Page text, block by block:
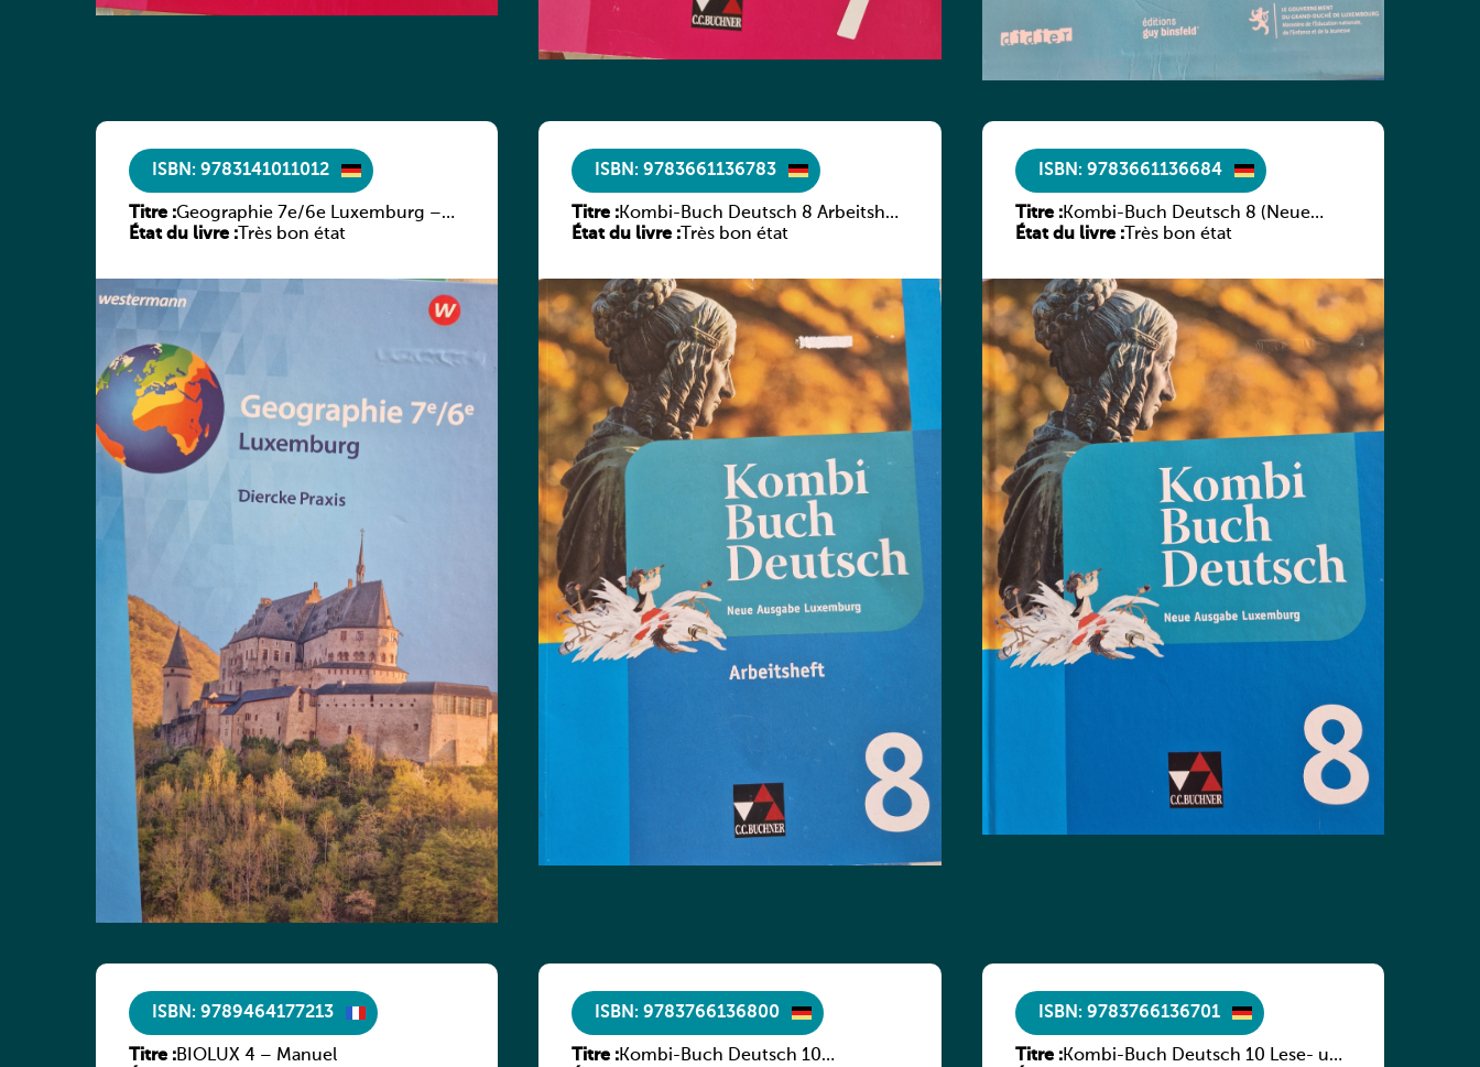
ISBN: 9783141011012
Titre :Geographie 7e/6e Luxemburg –
Diercke Praxis
État du livre : Très bon état
ISBN: 9783661136783
Titre :Kombi-Buch Deutsch 8 Arbeitsheft
(Neue Ausgabe Luxemburg)
État du livre : Très bon état
ISBN: 9783661136684
Titre :Kombi-Buch Deutsch 8 (Neue
Ausgabe Luxemburg)
État du livre :Très bon état
ISBN: 9789464177213
Titre :BIOLUX 4 – Manuel
ISBN: 9783766136800
Titre :Kombi-Buch Deutsch 10
ISBN: 9783766136701
Titre :Kombi-Buch Deutsch 10 Lese- und